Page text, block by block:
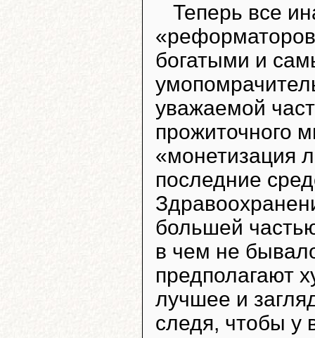
Теперь все
богатыми и
уважаемой
прожиточного
«монетизация
последние
большей
в чем не
предполагают
лучшее и
следя, чтобы у